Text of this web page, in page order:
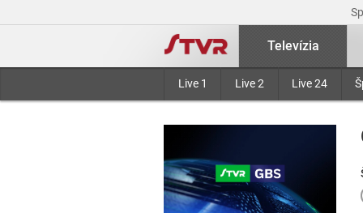
Televízia
Live 1 Live 2 Live 24